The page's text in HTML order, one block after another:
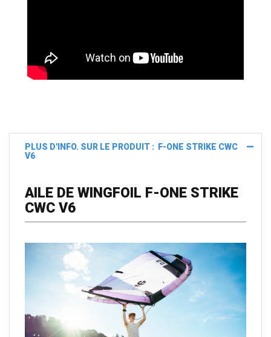
PLUS D'INFO. SUR LE PRODUIT : F-ONE STRIKE CWC
V6
AILE DE WINGFOIL F-ONE STRIKE
CWC V6